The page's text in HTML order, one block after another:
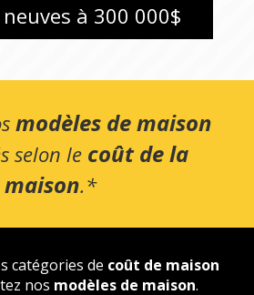
à 300 000$
modèles de maison
selon le coût de la
maison.*
catégories de coût de maison
nos modèles de maison.